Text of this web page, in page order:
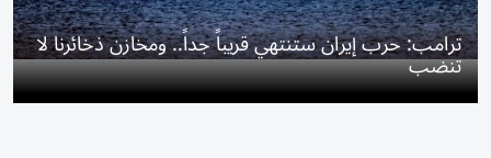
ترامب: حرب إيران ستنتهي قريباً جداً.. ومخازن ذخائرنا لا
تنضب